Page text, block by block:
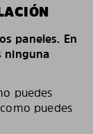
paneles. En
ninguna
puedes
puedes